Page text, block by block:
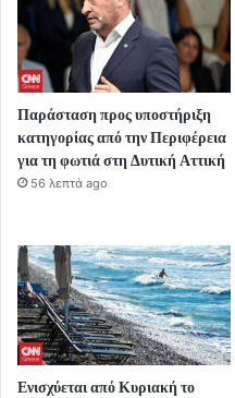
Παράσταση προς υποστήριξη
κατηγορίας από την Περιφέρεια
για τη φωτιά στη Δυτική Αττική
56 λεπτά ago
Ενισχύεται από Κυριακή το